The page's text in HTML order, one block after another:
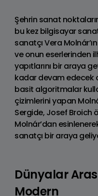
Şehrin sanat
bu kez bilgisayar
sanatçı Vera
ve onun eserlerinden
yapıtlarını bir araya
kadar devam edecek
basit algoritmalar
çizimlerini yapan
Sergide, Josef Broich
Molnár’dan
sanatçı bir araya
Dünyalar
Modern